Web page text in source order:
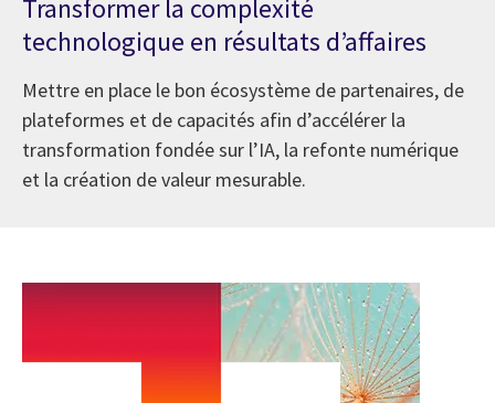
Transformer la complexité
technologique en résultats d’affaires
Mettre en place le bon écosystème de partenaires, de
plateformes et de capacités afin d’accélérer la
transformation fondée sur l’IA, la refonte numérique
et la création de valeur mesurable.